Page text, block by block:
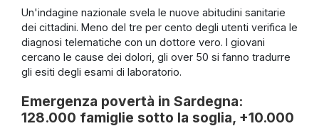
Un'indagine nazionale svela le nuove abitudini sanitarie
dei cittadini. Meno del tre per cento degli utenti verifica le
diagnosi telematiche con un dottore vero. I giovani
cercano le cause dei dolori, gli over 50 si fanno tradurre
gli esiti degli esami di laboratorio.
Emergenza povertà in Sardegna:
128.000 famiglie sotto la soglia, +10.000